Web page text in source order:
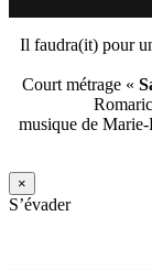
Il faudra(it) pour
Court métrage «
musique de
×
S’évader